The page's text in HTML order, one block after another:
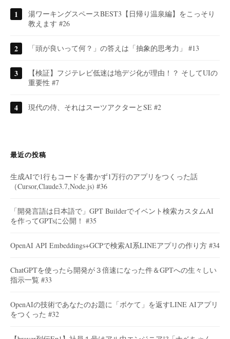
湯ワーキングスペースBEST3【日帰り温泉編】をこっそり
教えます #26
「頭が良いって何？」の答えは「抽象的思考力」 #13
【検証】フジテレビ低迷は地デジ化が理由！？ そしてUIの
重要性 #7
現代の侍、それはスーツアクターとSE #2
最近の投稿
生成AIで1行もコードを書かず1万行のアプリをつくった話
（Cursor,Claude3.7,Node.js) #36
「開発言語は日本語で」GPT Builderでイベント検索カスタムAI
を作ってGPTsに公開！ #35
OpenAI API Embeddings+GCPで検索AI系LINEアプリの作り方 #34
ChatGPTを使ったら開発が３倍速になった件＆GPTへの生々しい
指示一覧 #33
OpenAIの技術であなたのお題に「ボケて」を返すLINE AIアプリ
をつくった #32